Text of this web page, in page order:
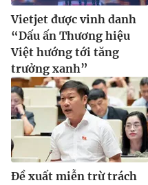
Vietjet được vinh danh
“Dấu ấn Thương hiệu
Việt hướng tới tăng
trưởng xanh”
Đề xuất miễn trừ trách